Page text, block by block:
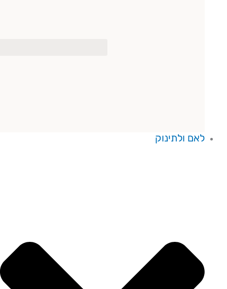
לאם ולתינוק